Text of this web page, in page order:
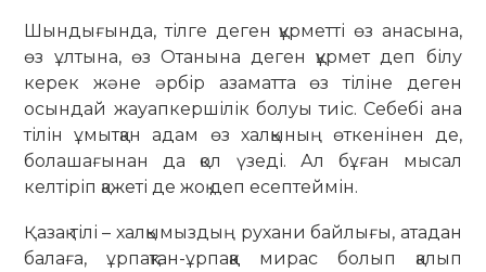
Шындығында, тілге деген құрметті өз анасына,
өз ұлтына, өз Отанына деген құрмет деп білу
керек және әрбір азаматта өз тіліне деген
осындай жауапкершілік болуы тиіс. Себебі ана
тілін ұмытқан адам өз халқының өткенінен де,
болашағынан да қол үзеді. Ал бұған мысал
келтіріп қажеті де жоқ деп есептеймін.
Қазақ тілі – халқымыздың рухани байлығы, атадан
балаға, ұрпақтан-ұрпаққа мирас болып қалып